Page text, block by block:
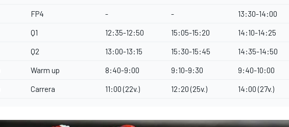
FP4 - - 13:30-14:00
Q1 12:35-12:50 15:05-15:20 14:10-14:25
Q2 13:00-13:15 15:30-15:45 14:35-14:50
Warm up 8:40-9:00 9:10-9:30 9:40-10:00
Carrera 11:00 (22v.) 12:20 (25v.) 14:00 (27v.)